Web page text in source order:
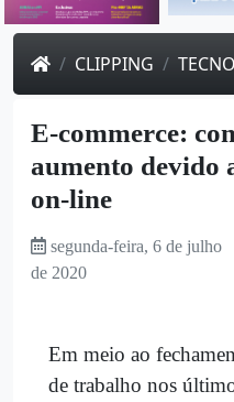
CLIPPING
E-commerce:
aumento devido
on-line
segunda-feira, 6 de julho
de 2020
Em meio ao
de trabalho nos